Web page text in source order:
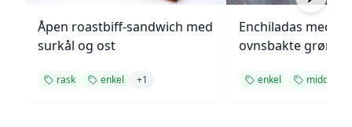
Åpen roastbiff-sandwich med
surkål og ost
rask enkel +1
Enchiladas med
ovnsbakte
enkel middag